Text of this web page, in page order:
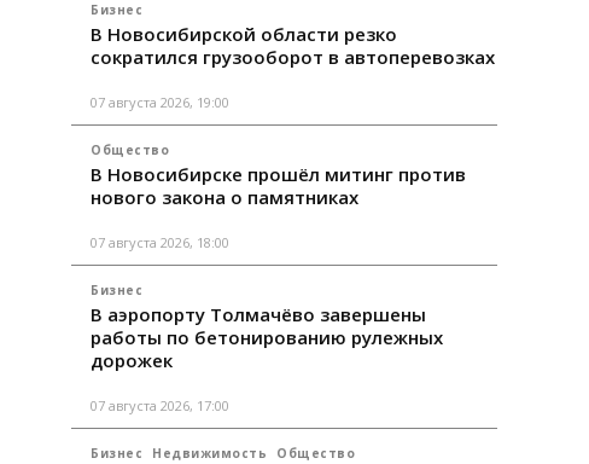
Бизнес
В Новосибирской области резко
сократился грузооборот в автоперевозках
07 августа 2026, 19:00
Общество
В Новосибирске прошёл митинг против
нового закона о памятниках
07 августа 2026, 18:00
Бизнес
В аэропорту Толмачёво завершены
работы по бетонированию рулежных
дорожек
07 августа 2026, 17:00
Бизнес Недвижимость Общество